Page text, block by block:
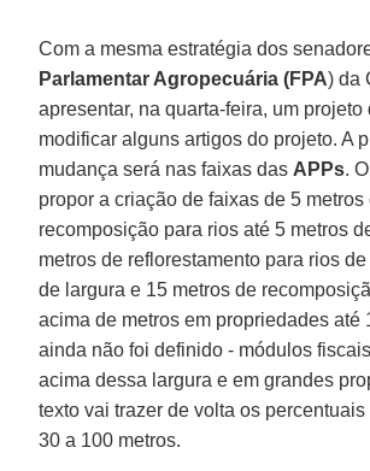
Com a mesma estratégia dos
Parlamentar Agropecuária (FPA) da
apresentar, na quarta-feira, um projeto
modificar alguns artigos do projeto. A
mudança será nas faixas das APPs.
propor a criação de faixas de 5 metros
recomposição para rios até 5 metros
metros de reflorestamento para rios
de largura e 15 metros de
acima de metros em propriedades até
ainda não foi definido - módulos
acima dessa largura e em grandes
texto vai trazer de volta os
30 a 100 metros.